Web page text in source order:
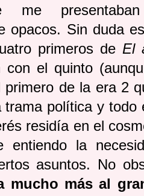
me presentaban
opacos. Sin duda
primeros de El
con el quinto
de la era 2
trama política y
residía en el
entiendo la
asuntos. No
mucho más al